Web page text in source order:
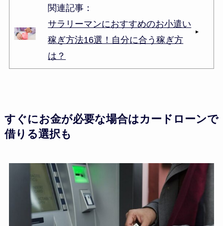
関連記事：
サラリーマンにおすすめのお小遣い
稼ぎ方法16選！自分に合う稼ぎ方
は？
すぐにお金が必要な場合はカードローンで
借りる選択も